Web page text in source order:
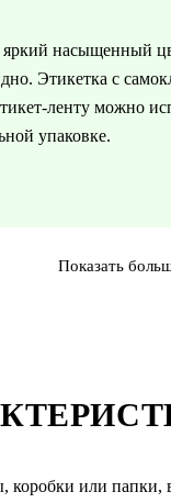
или
насыщенный
Этикетка с
ленту можно
упаковке.
Показать